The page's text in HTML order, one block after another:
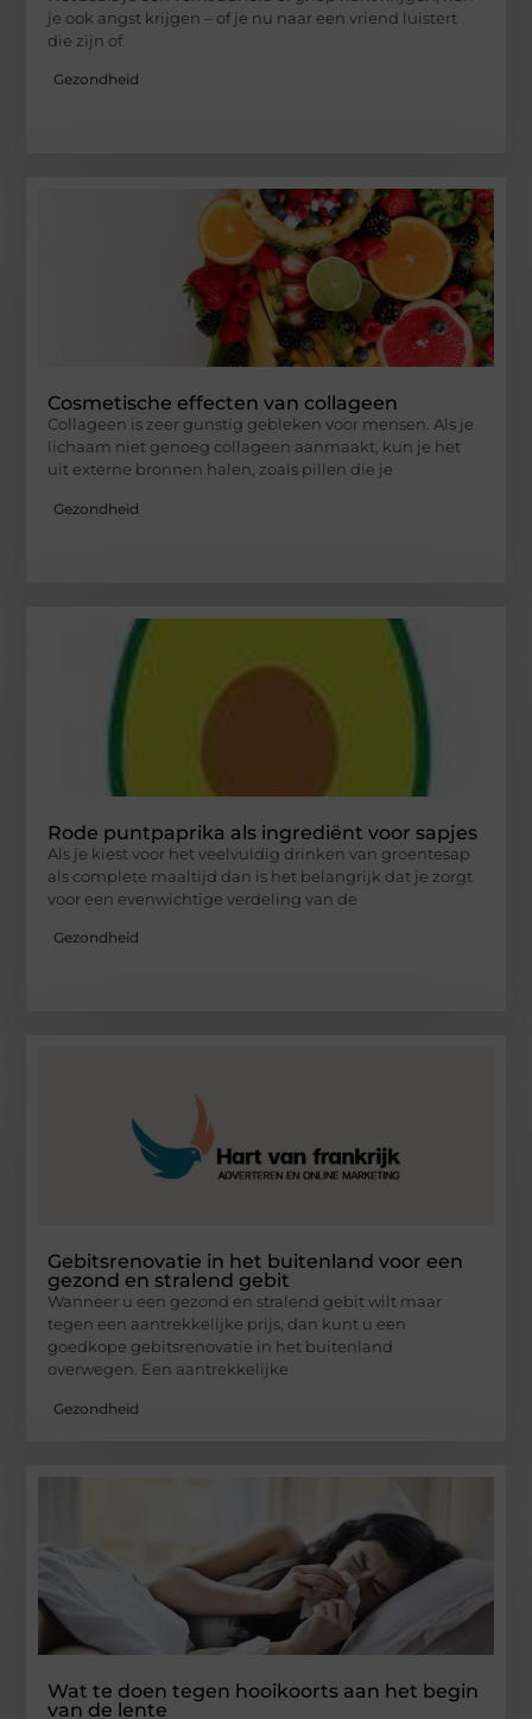
je ook angst krijgen – of je nu naar een vriend luistert
die zijn of
Gezondheid
Cosmetische effecten van collageen
Collageen is zeer gunstig gebleken voor mensen. Als je
lichaam niet genoeg collageen aanmaakt, kun je het
uit externe bronnen halen, zoals pillen die je
Gezondheid
Rode puntpaprika als ingrediënt voor sapjes
Als je kiest voor het veelvuldig drinken van groentesap
als complete maaltijd dan is het belangrijk dat je zorgt
voor een evenwichtige verdeling van de
Gezondheid
Gebitsrenovatie in het buitenland voor een
gezond en stralend gebit
Wanneer u een gezond en stralend gebit wilt maar
tegen een aantrekkelijke prijs, dan kunt u een
goedkope gebitsrenovatie in het buitenland
overwegen. Een aantrekkelijke
Gezondheid
Wat te doen tegen hooikoorts aan het begin
van de lente